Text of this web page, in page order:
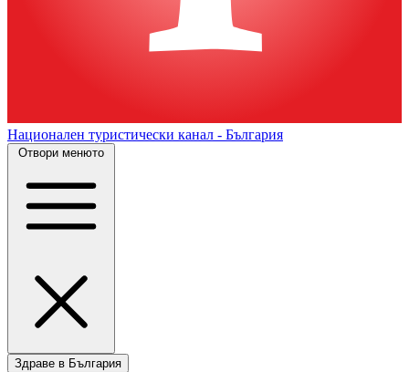
Национален туристически канал - България
Отвори менюто
Здраве в България